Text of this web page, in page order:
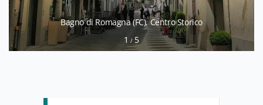
Bagno di Romagna (FC), Centro Storico
1 / 5